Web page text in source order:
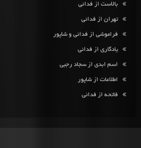
بالاست از فدائی
تهران از فدائی
فراموشی از فدائی و شاپور
یادگاری از فدائی
اسم ابدی از سجاد رجبی
اطلاعات از شاپور
فاتحه از فدائی